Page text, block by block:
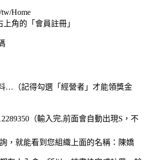
tw/Home
角的「會員註冊」
…（記得勾選「經營者」才能領獎金
（輸入完,前面會自動出現S，不
，就能看到您組織上面的名稱：陳嬌